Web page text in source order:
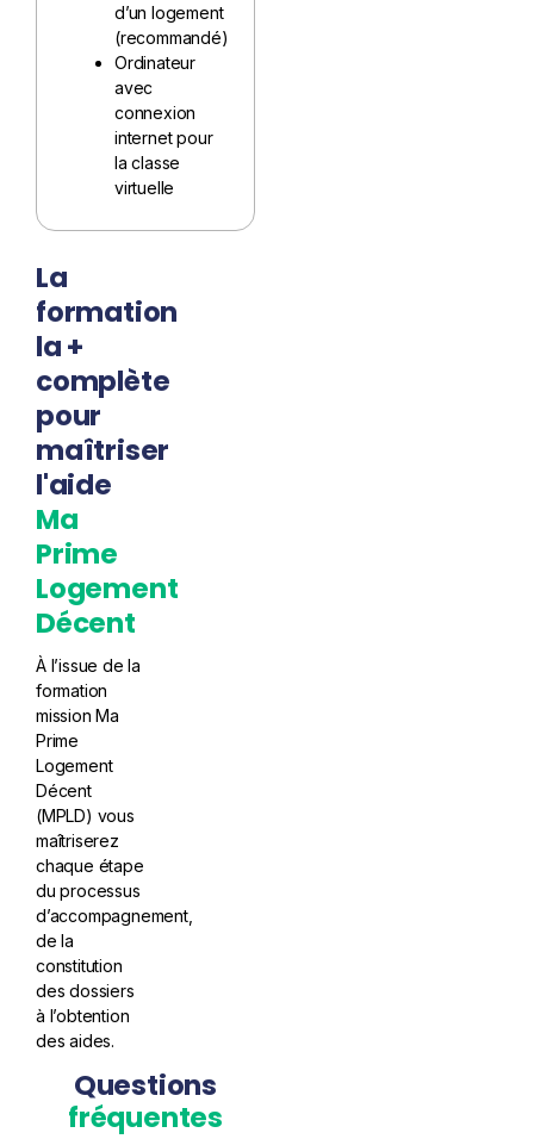
d’un logement
(recommandé)
Ordinateur
avec
connexion
internet pour
la classe
virtuelle
La
formation
la +
complète
pour
maîtriser
l'aide
Ma
Prime
Logement
Décent
À l’issue de la
formation
mission Ma
Prime
Logement
Décent
(MPLD) vous
maîtriserez
chaque étape
du processus
d’accompagnement,
de la
constitution
des dossiers
à l’obtention
des aides.
Questions
fréquentes